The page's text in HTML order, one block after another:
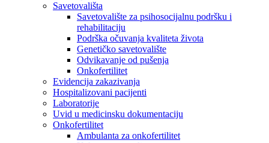
Savetovališta
Savetovalište za psihosocijalnu podršku i
rehabilitaciju
Podrška očuvanja kvaliteta života
Genetičko savetovalište
Odvikavanje od pušenja
Onkofertilitet
Evidencija zakazivanja
Hospitalizovani pacijenti
Laboratorije
Uvid u medicinsku dokumentaciju
Onkofertilitet
Ambulanta za onkofertilitet